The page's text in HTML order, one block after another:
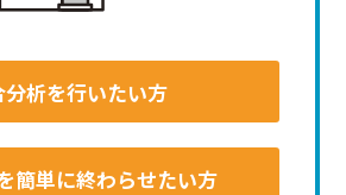
分析を行いたい方
簡単に終わらせたい方